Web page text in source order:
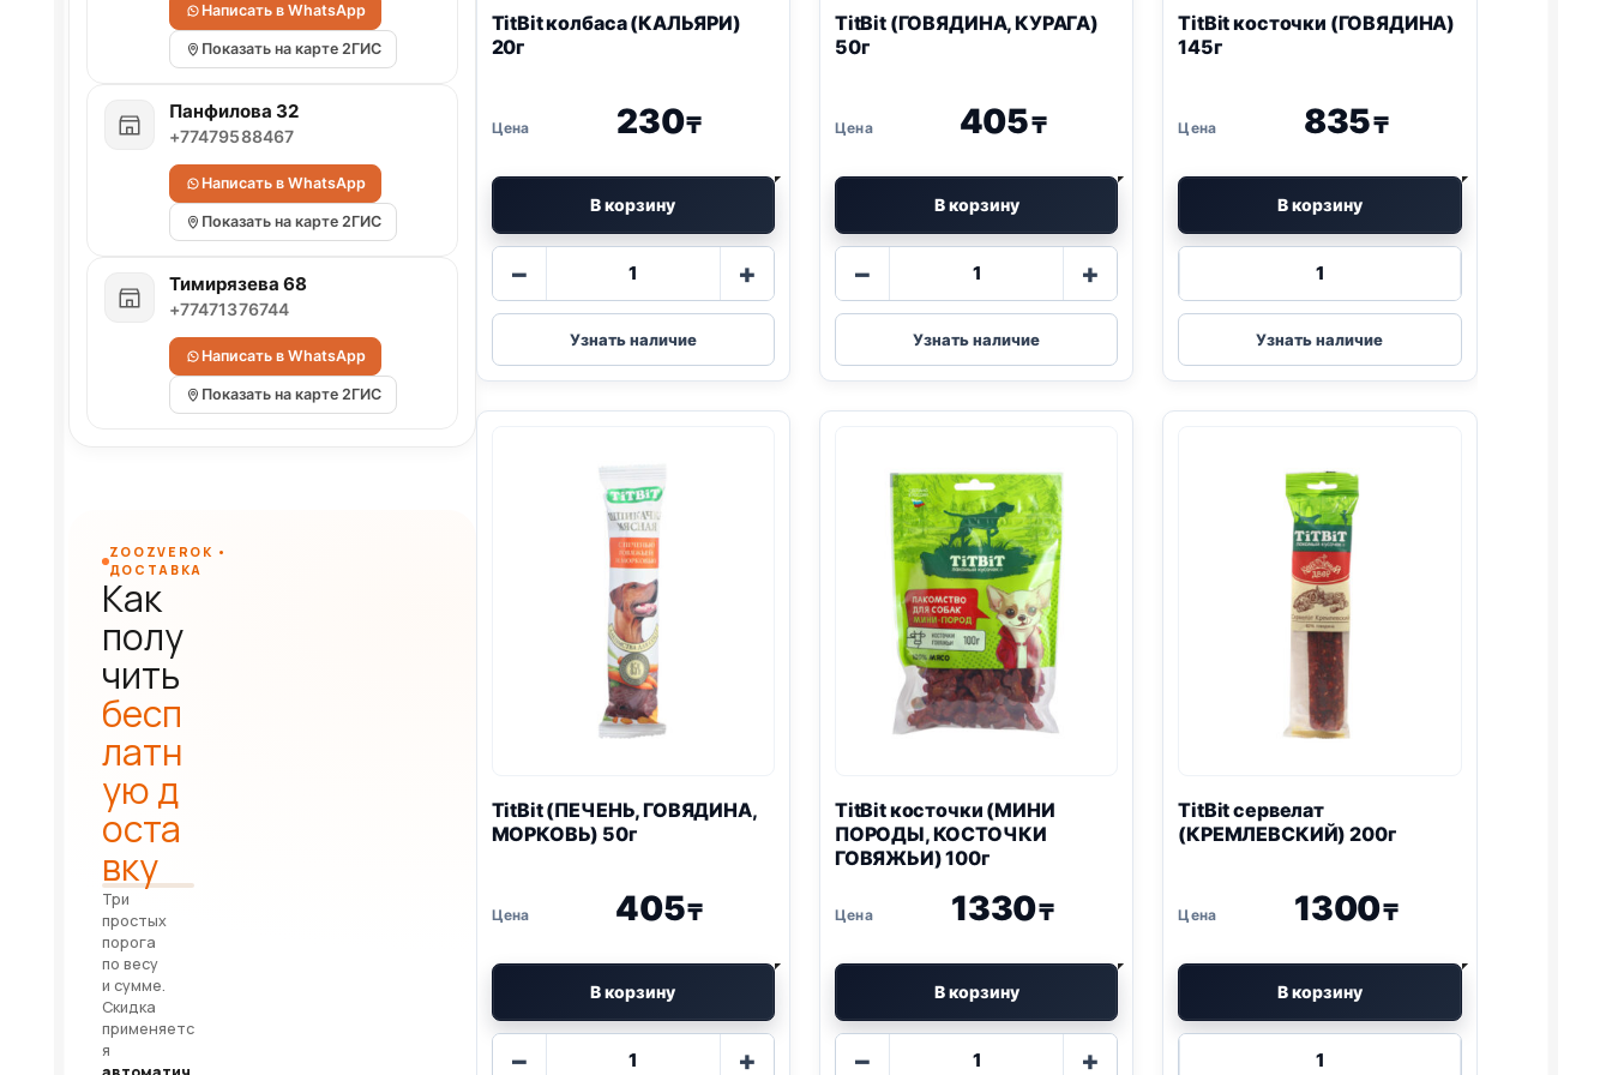
TitBit колбаса (КАЛЬЯРИ)
20г
230₸
В корзину
−
товара
TitBit
колбаса
20г
+
Узнать наличие
TitBit (ГОВЯДИНА, КУРАГА)
50г
405₸
В корзину
−
товара
TitBit
(ГОВЯДИНА,
50г
+
Узнать наличие
TitBit косточки (ГОВЯДИНА)
145г
835₸
В корзину
товара
TitBit
косточки
145г
Узнать наличие
TitBit (ПЕЧЕНЬ, ГОВЯДИНА,
МОРКОВЬ) 50г
405₸
В корзину
− +
TitBit косточки (МИНИ
ПОРОДЫ, КОСТОЧКИ
ГОВЯЖЬИ) 100г
1330₸
В корзину
− +
TitBit сервелат
(КРЕМЛЕВСКИЙ) 200г
1300₸
В корзину
Написать в WhatsApp
Показать на карте 2ГИС
Панфилова 32
+77479588467
Написать в WhatsApp
Показать на карте 2ГИС
Тимирязева 68
+77471376744
Написать в WhatsApp
Показать на карте 2ГИС
ZOOZVEROK •
ДОСТАВКА
Как
полу
чить
бесп
латн
ую д
оста
вку
Три
простых
порога
по весу
и сумме.
Скидка
применяетс
я